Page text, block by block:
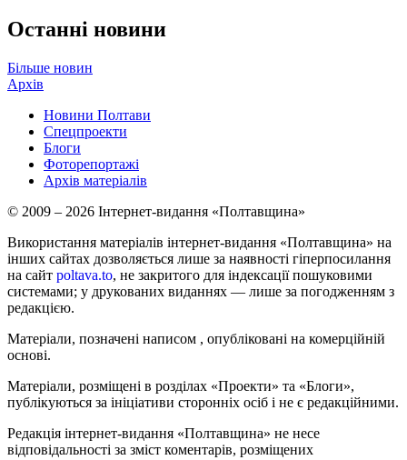
Останні новини
Більше новин
Архів
Новини Полтави
Спецпроекти
Блоги
Фоторепортажі
Архів матеріалів
© 2009 – 2026 Інтернет-видання «Полтавщина»
Використання матеріалів інтернет-видання «Полтавщина» на
інших сайтах дозволяється лише за наявності гіперпосилання
на сайт poltava.to, не закритого для індексації пошуковими
системами; у друкованих виданнях — лише за погодженням з
редакцією.
Матеріали, позначені написом , опубліковані на комерційній
основі.
Матеріали, розміщені в розділах «Проекти» та «Блоги»,
публікуються за ініціативи сторонніх осіб і не є редакційними.
Редакція інтернет-видання «Полтавщина» не несе
відповідальності за зміст коментарів, розміщених